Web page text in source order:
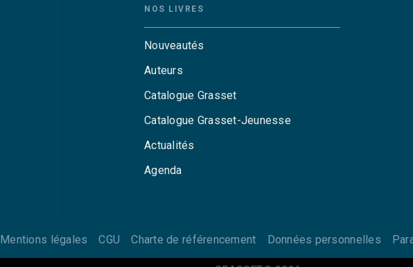
NOS LIVRES
Nouveautés
Auteurs
Catalogue Grasset
Catalogue Grasset-Jeunesse
Actualités
Agenda
Mentions légales CGU Charte de référencement Données personnelles